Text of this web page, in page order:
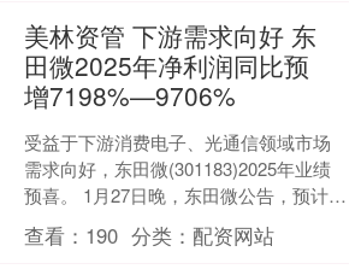
美林资管 下游需求向好 东
田微2025年净利润同比预
增7198%—9706%
受益于下游消费电子、光通信领域市场
需求向好，东田微(301183)2025年业绩
预喜。 1月27日晚，东田微公告，预计公
司2025年净利润9600万元—1.1亿....
查看： 190 分类：配资网站